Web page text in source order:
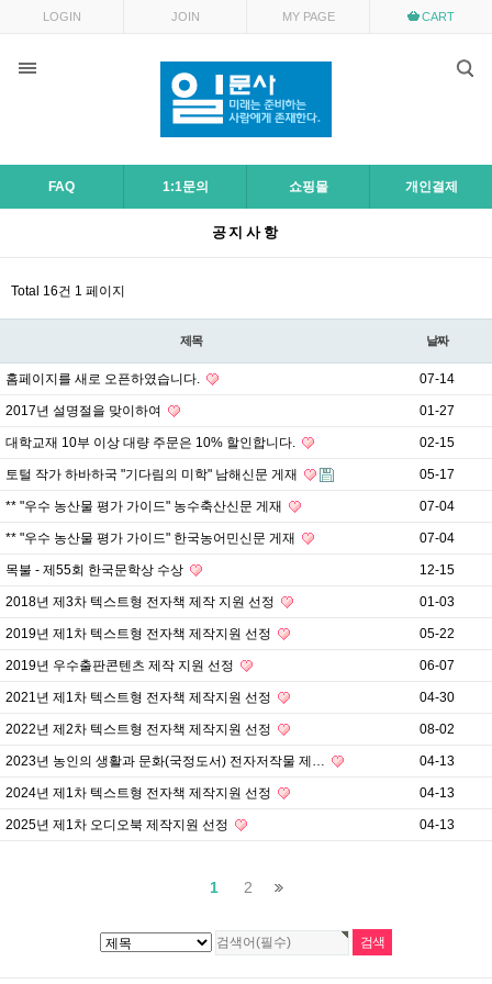
LOGIN JOIN MY PAGE CART
FAQ 1:1문의 쇼핑몰 개인결제
공지사항
Total 16건 1 페이지
제목 날짜
홈페이지를 새로 오픈하였습니다. 07-14
2017년 설명절을 맞이하여 01-27
대학교재 10부 이상 대량 주문은 10% 할인합니다. 02-15
토털 작가 하바하국 "기다림의 미학" 남해신문 게재 05-17
** "우수 농산물 평가 가이드" 농수축산신문 게재 07-04
** "우수 농산물 평가 가이드" 한국농어민신문 게재 07-04
목불 - 제55회 한국문학상 수상 12-15
2018년 제3차 텍스트형 전자책 제작 지원 선정 01-03
2019년 제1차 텍스트형 전자책 제작지원 선정 05-22
2019년 우수출판콘텐츠 제작 지원 선정 06-07
2021년 제1차 텍스트형 전자책 제작지원 선정 04-30
2022년 제2차 텍스트형 전자책 제작지원 선정 08-02
2023년 농인의 생활과 문화(국정도서) 전자저작물 제… 04-13
2024년 제1차 텍스트형 전자책 제작지원 선정 04-13
2025년 제1차 오디오북 제작지원 선정 04-13
1 2